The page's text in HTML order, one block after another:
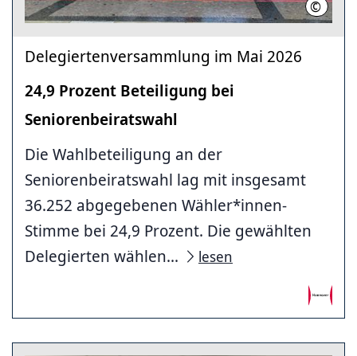
© LHH
Delegiertenversammlung im Mai 2026
24,9 Prozent Beteiligung bei
Seniorenbeiratswahl
Die Wahlbeteiligung an der
Seniorenbeiratswahl lag mit insgesamt
36.252 abgegebenen Wähler*innen-
Stimme bei 24,9 Prozent. Die gewählten
Delegierten wählen...
lesen